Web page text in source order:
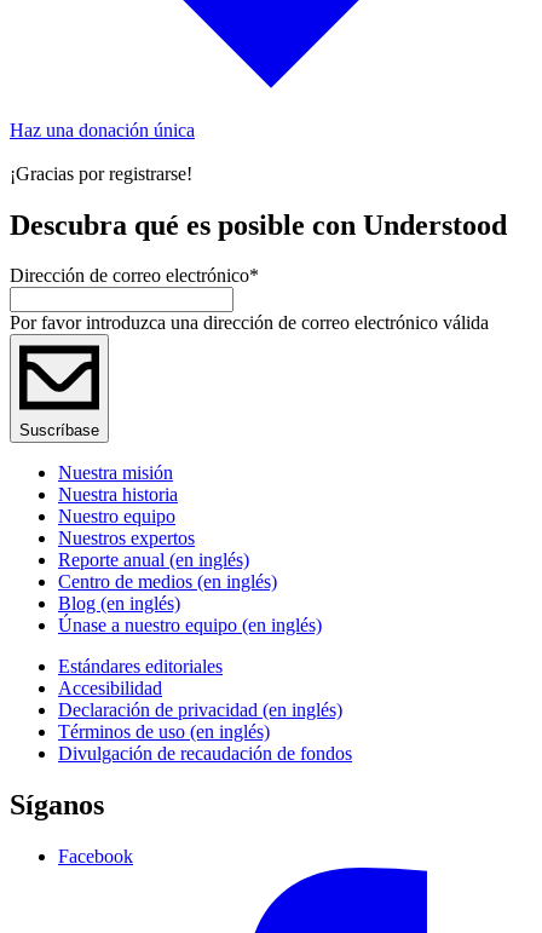
Haz una donación única
¡Gracias por registrarse!
Descubra qué es posible con Understood
Dirección de correo electrónico*
Por favor introduzca una dirección de correo electrónico válida
Suscríbase
Nuestra misión
Nuestra historia
Nuestro equipo
Nuestros expertos
Reporte anual (en inglés)
Centro de medios (en inglés)
Blog (en inglés)
Únase a nuestro equipo (en inglés)
Estándares editoriales
Accesibilidad
Declaración de privacidad (en inglés)
Términos de uso (en inglés)
Divulgación de recaudación de fondos
Síganos
Facebook